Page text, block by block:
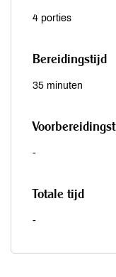
4 porties
Bereidingstijd
35 minuten
-
Totale tijd
-